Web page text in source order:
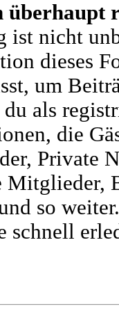
überhaupt
ist nicht
dieses
um
als
die
Private
Mitglieder,
so
schnell